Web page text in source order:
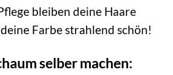
bleiben deine Haare
Farbe strahlend schön!
selber machen: